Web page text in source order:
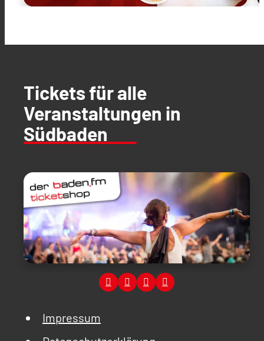
Tickets für alle
Veranstaltungen in
Südbaden
Impressum